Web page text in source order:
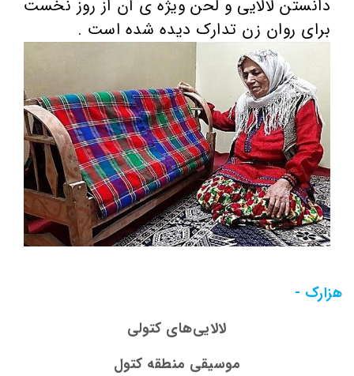
دانستن لالایی و لحن ویژه ی آن از روز نخست
برای روان زن تدارک دیده شده است .
هزارک -
لالایی‌­های کتولی
موسیقی منطقه کتول